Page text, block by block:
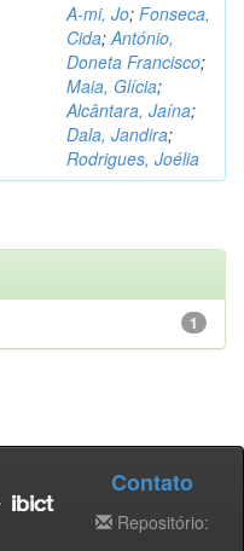
A-mi, Jo; Fonseca,
Cida;António,
Doneta Francisco;
Maia, Glícia;
Alcântara, Jaína;
Dala, Jandira;
Rodrigues, Joélia
1
Contato
Repositório: